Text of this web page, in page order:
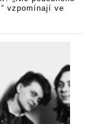
vzpomínají ve